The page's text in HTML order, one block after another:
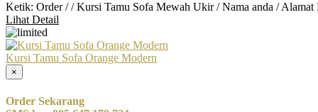
Ketik: Order / / Kursi Tamu Sofa Mewah Ukir / Nama anda / Alamat
Lihat Detail
Kursi Tamu Sofa Orange Modern
×
Order Sekarang